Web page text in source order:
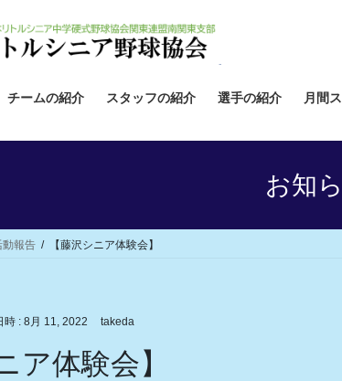
チームの紹介 スタッフの紹介 選手の紹介 月間
お知
動報告 【藤沢シニア体験会】
時 : 8月 11, 2022 takeda
ア体験会】